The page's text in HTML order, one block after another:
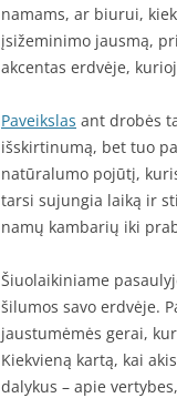
namams, ar biurui,
įsižeminimo jausmą,
akcentas erdvėje,
Paveikslas ant drobės
išskirtinumą, bet tuo
natūralumo pojūtį,
tarsi sujungia laiką ir
namų kambarių iki
Šiuolaikiniame
šilumos savo erdvėje.
jaustumėmės gerai,
Kiekvieną kartą, kai
dalykus – apie